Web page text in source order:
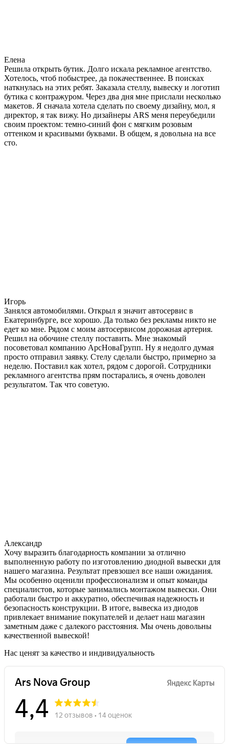
Елена
Решила открыть бутик. Долго искала рекламное агентство.
Хотелось, чтоб побыстрее, да покачественнее. В поисках
наткнулась на этих ребят. Заказала стеллу, вывеску и логотип
бутика с контражуром. Через два дня мне прислали несколько
макетов. Я сначала хотела сделать по своему дизайну, мол, я
директор, я так вижу. Но дизайнеры ARS меня переубедили
своим проектом: темно-синий фон с мягким розовым
оттенком и красивыми буквами. В общем, я довольна на все
сто.
Игорь
Занялся автомобилями. Открыл я значит автосервис в
Екатеринбурге, все хорошо. Да только без рекламы никто не
едет ко мне. Рядом с моим автосервисом дорожная артерия.
Решил на обочине стеллу поставить. Мне знакомый
посоветовал компанию АрсНоваГрупп. Ну я недолго думая
просто отправил заявку. Стелу сделали быстро, примерно за
неделю. Поставил как хотел, рядом с дорогой. Сотрудники
рекламного агентства прям постарались, я очень доволен
результатом. Так что советую.
Александр
Хочу выразить благодарность компании за отлично
выполненную работу по изготовлению диодной вывески для
нашего магазина. Результат превзошел все наши ожидания.
Мы особенно оценили профессионализм и опыт команды
специалистов, которые занимались монтажом вывески. Они
работали быстро и аккуратно, обеспечивая надежность и
безопасность конструкции. В итоге, вывеска из диодов
привлекает внимание покупателей и делает наш магазин
заметным даже с далекого расстояния. Мы очень довольны
качественной вывеской!
Нас ценят за качество и индивидуальность